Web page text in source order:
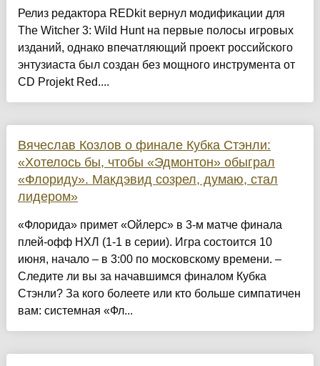
Релиз редактора REDkit вернул модификации для
The Witcher 3: Wild Hunt на первые полосы игровых
изданий, однако впечатляющий проект российского
энтузиаста был создан без мощного инструмента от
CD Projekt Red....
Вячеслав Козлов о финале Кубка Стэнли:
«Хотелось бы, чтобы «Эдмонтон» обыграл
«Флориду». Макдэвид созрел, думаю, стал
лидером»
«Флорида» примет «Ойлерс» в 3-м матче финала
плей-офф НХЛ (1-1 в серии). Игра состоится 10
июня, начало – в 3:00 по московскому времени. –
Следите ли вы за начавшимся финалом Кубка
Стэнли? За кого болеете или кто больше симпатичен
вам: системная «Фл...